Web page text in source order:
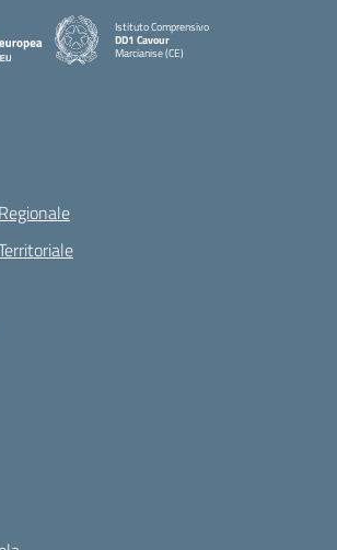
Istituto Comprensivo
DD1 Cavour
Marcianise (CE)